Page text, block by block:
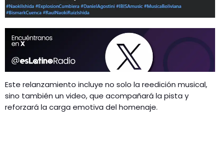
Este relanzamiento incluye no solo la reedición musical,
sino también un video, que acompañará la pista y
reforzará la carga emotiva del homenaje.